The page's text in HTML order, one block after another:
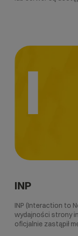
I
INP
INP (Interaction to
wydajności strony
oficjalnie zastąpił